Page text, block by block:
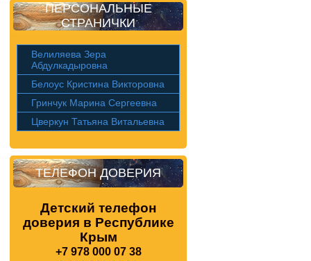
ПЕРСОНАЛЬНЫЕ
СТРАНИЧКИ
Велиляева Зера
Абдулкадыровна
Белоус Кристина Викторовна
Гринчук Марина Сергеевна
Цверкун Татьяна Витальевна
ТЕЛЕФОН ДОВЕРИЯ
Детский телефон
доверия в Республике
Крым
+7 978 000 07 38